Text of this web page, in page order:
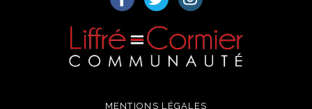
MENTIONS LÉGALES